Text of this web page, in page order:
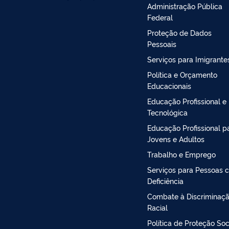
Administração Pública
Federal
Proteção de Dados
Pessoais
Serviços para
Política e Orçamento
Educacionais
Educação Profissional e
Tecnológica
Educação Profissional
Jovens e Adultos
Trabalho e Emprego
Serviços para Pessoas
Deficiência
Combate à
Racial
Política de Proteção